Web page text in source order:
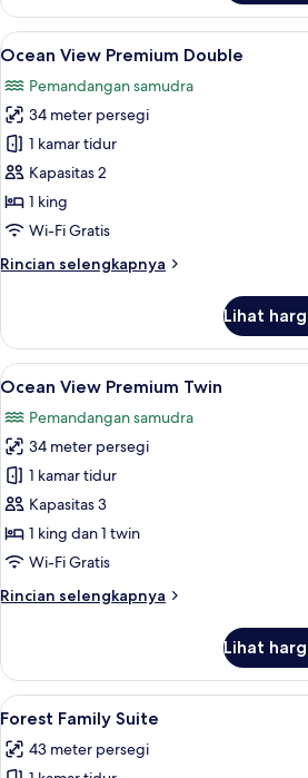
Garden
Ocean
View
Ondol
Room
(1F)
Lihat
semua
foto
untuk
Ocean
View
Premium
Double
Ocean
3
Ocean View Premium Double
Pemandangan samudra
34 meter persegi
1 kamar tidur
Kapasitas 2
1 king
Wi-Fi Gratis
Rincian selengkapnya
Rincian
Ocean
View
Premium
Lihat
Lihat
semua
foto
untuk
Ocean
View
Premium
Twin
Ocean
6
Ocean View Premium Twin
Pemandangan samudra
34 meter persegi
1 kamar tidur
Kapasitas 3
1 king dan 1 twin
Wi-Fi Gratis
Rincian selengkapnya
Rincian
Ocean
View
Premium
Lihat
Lihat
semua
foto
4
Forest Family Suite
43 meter persegi